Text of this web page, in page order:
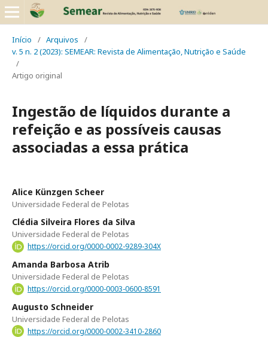
Início / Arquivos
/
v. 5 n. 2 (2023): SEMEAR: Revista de Alimentação, Nutrição e Saúde
/
Artigo original
Ingestão de líquidos durante a
refeição e as possíveis causas
associadas a essa prática
Alice Künzgen Scheer
Universidade Federal de Pelotas
Clédia Silveira Flores da Silva
Universidade Federal de Pelotas
https://orcid.org/0000-0002-9289-304X
Amanda Barbosa Atrib
Universidade Federal de Pelotas
https://orcid.org/0000-0003-0600-8591
Augusto Schneider
Universidade Federal de Pelotas
https://orcid.org/0000-0002-3410-2860